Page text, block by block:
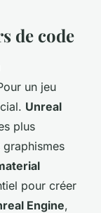
de code
un jeu
Unreal
plus
pour créer
Engine,